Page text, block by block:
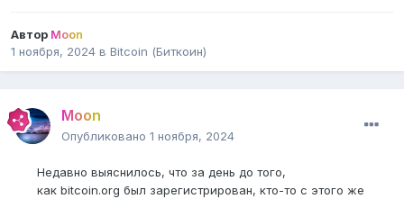
Автор Moon
1 ноября, 2024 в Bitcoin (Биткоин)
Moon
Опубликовано 1 ноября, 2024
Недавно выяснилось, что за день до того,
как bitcoin.org был зарегистрирован, кто-то с этого же